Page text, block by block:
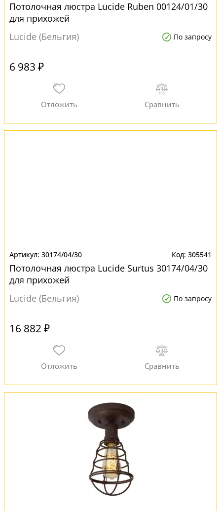
Потолочная люстра Lucide Ruben 00124/01/30
для прихожей
Lucide (Бельгия)
По запросу
6 983 ₽
30174/04/30 305541
Потолочная люстра Lucide Surtus 30174/04/30
для прихожей
Lucide (Бельгия)
По запросу
16 882 ₽